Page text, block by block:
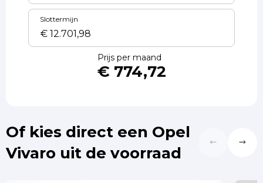
Slottermijn
Prijs per maand
€ 774,72
Of kies direct een Opel
Vivaro uit de voorraad